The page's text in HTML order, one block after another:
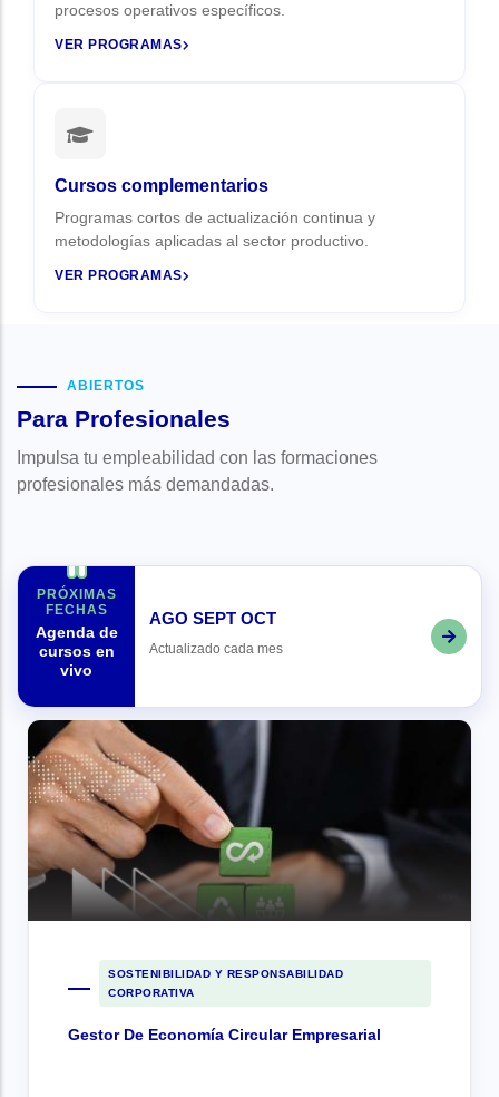
procesos operativos específicos.
VER PROGRAMAS
Cursos complementarios
Programas cortos de actualización continua y
metodologías aplicadas al sector productivo.
VER PROGRAMAS
ABIERTOS
Para Profesionales
Impulsa tu empleabilidad con las formaciones
profesionales más demandadas.
PRÓXIMAS
FECHAS
Agenda de
cursos en
vivo
AGO SEPT OCT
Actualizado cada mes
SOSTENIBILIDAD Y RESPONSABILIDAD
CORPORATIVA
Gestor De Economía Circular Empresarial